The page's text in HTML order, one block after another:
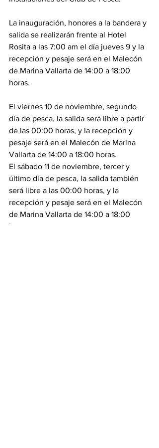
La inauguración, honores a la bandera y
salida se realizarán frente al Hotel
Rosita a las 7:00 am el día jueves 9 y la
recepción y pesaje será en el Malecón
de Marina Vallarta de 14:00 a 18:00
horas.
El viernes 10 de noviembre, segundo
día de pesca, la salida será libre a partir
de las 00:00 horas, y la recepción y
pesaje será en el Malecón de Marina
Vallarta de 14:00 a 18:00 horas.
El sábado 11 de noviembre, tercer y
último día de pesca, la salida también
será libre a las 00:00 horas, y la
recepción y pesaje será en el Malecón
de Marina Vallarta de 14:00 a 18:00
horas.